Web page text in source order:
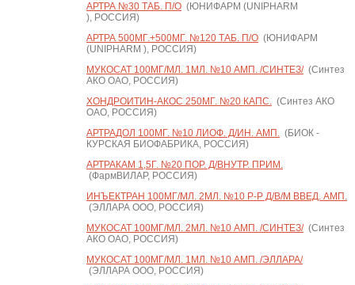
АРТРА №30 ТАБ. П/О(ЮНИФАРМ (UNIPHARM
), РОССИЯ)
АРТРА 500МГ.+500МГ. №120 ТАБ. П/О(ЮНИФАРМ
(UNIPHARM ), РОССИЯ)
МУКОСАТ 100МГ/МЛ. 1МЛ. №10 АМП. /СИНТЕЗ/(Синтез
АКО ОАО, РОССИЯ)
ХОНДРОИТИН-АКОС 250МГ. №20 КАПС.(Синтез АКО
ОАО, РОССИЯ)
АРТРАДОЛ 100МГ. №10 ЛИОФ. Д/ИН. АМП.(БИОК -
КУРСКАЯ БИОФАБРИКА, РОССИЯ)
АРТРАКАМ 1,5Г. №20 ПОР. Д/ВНУТР. ПРИМ.
(ФармВИЛАР, РОССИЯ)
ИНЪЕКТРАН 100МГ/МЛ. 2МЛ. №10 Р-Р Д/В/М ВВЕД. АМП.
(ЭЛЛАРА ООО, РОССИЯ)
МУКОСАТ 100МГ/МЛ. 2МЛ. №10 АМП. /СИНТЕЗ/(Синтез
АКО ОАО, РОССИЯ)
МУКОСАТ 100МГ/МЛ. 1МЛ. №10 АМП. /ЭЛЛАРА/
(ЭЛЛАРА ООО, РОССИЯ)